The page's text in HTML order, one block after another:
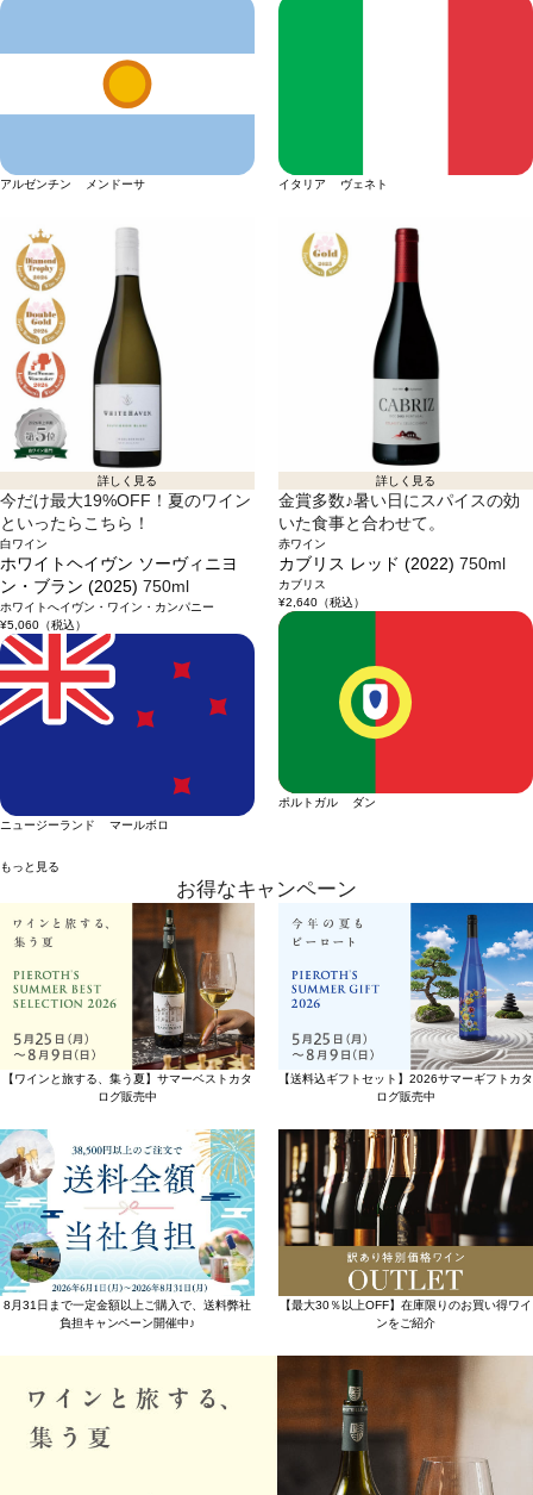
アルゼンチン メンドーサ イタリア ヴェネト
詳しく見る
今だけ最大19%OFF！夏のワイン
といったらこちら！
白ワイン
ホワイトヘイヴン ソーヴィニヨ
ン・ブラン (2025) 750ml
ホワイトへイヴン・ワイン・カンパニー
¥5,060（税込）
ニュージーランド マールボロ
詳しく見る
金賞多数♪暑い日にスパイスの効
いた食事と合わせて。
赤ワイン
カブリス レッド (2022) 750ml
カブリス
¥2,640（税込）
ポルトガル ダン
もっと見る
お得なキャンペーン
【ワインと旅する、集う夏】サマーベストカタ
ログ販売中
【送料込ギフトセット】2026サマーギフトカタ
ログ販売中
8月31日まで一定金額以上ご購入で、送料弊社
負担キャンペーン開催中♪
【最大30％以上OFF】在庫限りのお買い得ワイ
ンをご紹介